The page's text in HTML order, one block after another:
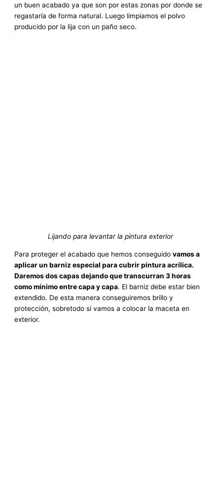
un buen acabado ya que son por estas zonas por donde se
regastaría de forma natural. Luego limpiamos el polvo
producido por la lija con un paño seco.
Lijando para levantar la pintura exterior
Para proteger el acabado que hemos conseguidovamos a
aplicar un barniz especial para cubrir pintura acrílica.
Daremos dos capas dejando que transcurran 3 horas
como mínimo entre capa y capa. El barniz debe estar bien
extendido. De esta manera conseguiremos brillo y
protección, sobretodo si vamos a colocar la maceta en
exterior.